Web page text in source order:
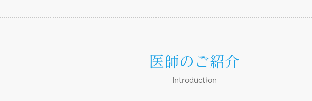
医師のご紹介
Introduction